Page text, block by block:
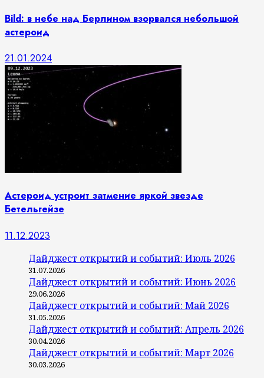
Bild: в небе над Берлином взорвался небольшой
астероид
21.01.2024
Астероид устроит затмение яркой звезде
Бетельгейзе
11.12.2023
Дайджест открытий и событий: Июль 2026
31.07.2026
Дайджест открытий и событий: Июнь 2026
29.06.2026
Дайджест открытий и событий: Май 2026
31.05.2026
Дайджест открытий и событий: Апрель 2026
30.04.2026
Дайджест открытий и событий: Март 2026
30.03.2026